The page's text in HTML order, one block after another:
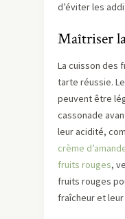
d’éviter les
Maîtriser
La cuisson des
tarte réussie.
peuvent être
cassonade
leur acidité,
crème
fruits rouges,
fruits rouges
fraîcheur et